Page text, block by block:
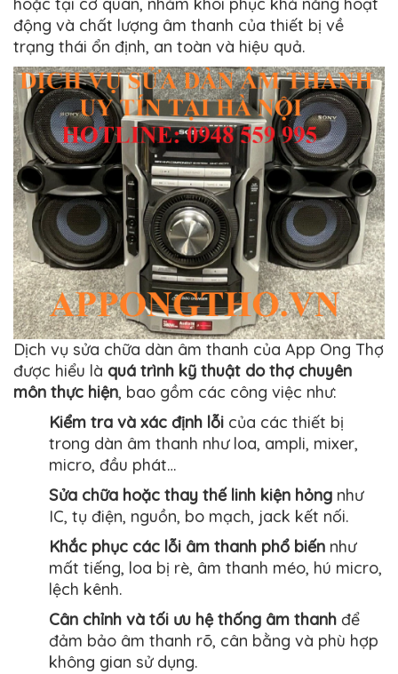
hoặc tại cơ quan, nhằm khôi phục khả năng hoạt
động và chất lượng âm thanh của thiết bị về
trạng thái ổn định, an toàn và hiệu quả.
Dịch vụ sửa chữa dàn âm thanh của App Ong Thợ
được hiểu là quá trình kỹ thuật do thợ chuyên
môn thực hiện, bao gồm các công việc như:
Kiểm tra và xác định lỗi của các thiết bị
trong dàn âm thanh như loa, ampli, mixer,
micro, đầu phát…
Sửa chữa hoặc thay thế linh kiện hỏng như
IC, tụ điện, nguồn, bo mạch, jack kết nối.
Khắc phục các lỗi âm thanh phổ biến như
mất tiếng, loa bị rè, âm thanh méo, hú micro,
lệch kênh.
Cân chỉnh và tối ưu hệ thống âm thanh để
đảm bảo âm thanh rõ, cân bằng và phù hợp
không gian sử dụng.